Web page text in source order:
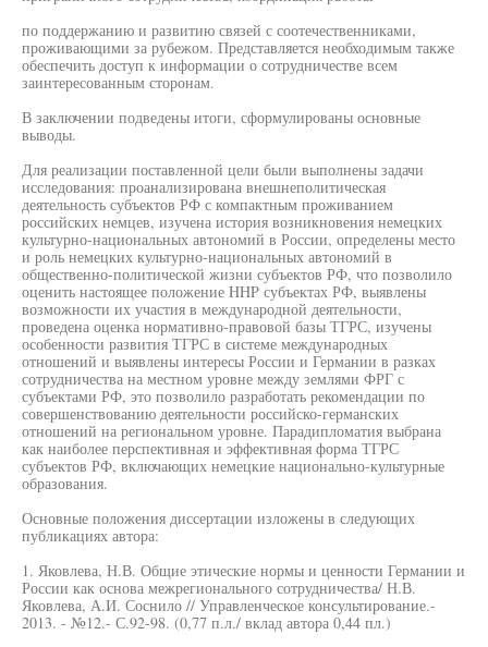
по поддержанию и развитию связей с соотечественниками,
проживающими за рубежом. Представляется необходимым также
обеспечить доступ к информации о сотрудничестве всем
заинтересованным сторонам.
В заключении подведены итоги, сформулированы основные
выводы.
Для реализации поставленной цели были выполнены задачи
исследования: проанализирована внешнеполитическая
деятельность субъектов РФ с компактным проживанием
российских немцев, изучена история возникновения немецких
культурно-национальных автономий в России, определены место
и роль немецких культурно-национальных автономий в
общественно-политической жизни субъектов РФ, что позволило
оценить настоящее положение HHP субъектах РФ, выявлены
возможности их участия в международной деятельности,
проведена оценка нормативно-правовой базы ТГРС, изучены
особенности развития ТГРС в системе международных
отношений и выявлены интересы России и Германии в разках
сотрудничества на местном уровне между землями ФРГ с
субъектами РФ, это позволило разработать рекомендации по
совершенствованию деятельности российско-германских
отношений на региональном уровне. Парадипломатия выбрана
как наиболее перспективная и эффективная форма ТГРС
субъектов РФ, включающих немецкие национально-культурные
образования.
Основные положения диссертации изложены в следующих
публикациях автора:
1. Яковлева, Н.В. Общие этические нормы и ценности Германии и
России как основа межрегионального сотрудничества/ Н.В.
Яковлева, А.И. Соснило // Управленческое консультирование.-
2013. - №12.- С.92-98. (0,77 п.л./ вклад автора 0,44 пл.)